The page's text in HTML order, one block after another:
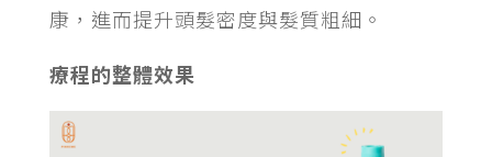
康，進而提升頭髮密度與髮質粗細。
療程的整體效果